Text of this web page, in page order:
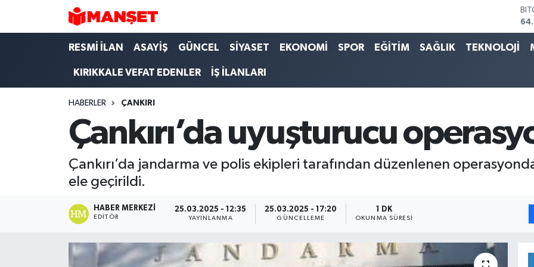
RESMİ İLAN ASAYİŞ GÜNCEL SİYASET EKONOMİ SPOR EĞİTİM SAĞLIK TEKNOLOJİ
KIRIKKALE VEFAT EDENLER İŞ İLANLARI
HABERLER ÇANKIRI
Çankırı’da uyuşturucu
Çankırı’da jandarma ve polis ekipleri tarafından düzenlenen
ele geçirildi.
HABER MERKEZI
EDITÖR
25.03.2025 - 12:35
YAYINLANMA
25.03.2025 - 17:20
GÜNCELLEME
1 DK
OKUNMA SÜRESI
Hava Durumu
Trafik Durumu
Süper Lig Puan Durumu ve Fikstür
Tüm Manşetler
Son Dakika Haberleri